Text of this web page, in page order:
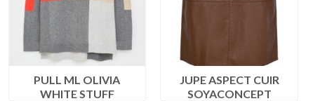
PULL ML OLIVIA
WHITE STUFF
JUPE ASPECT CUIR
SOYACONCEPT